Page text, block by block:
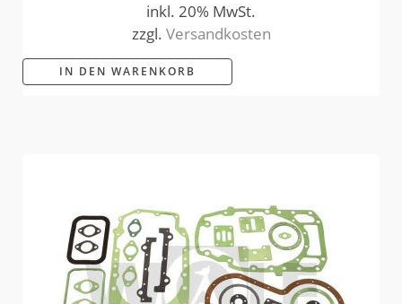
inkl. 20% MwSt.
zzgl. Versandkosten
IN DEN WARENKORB